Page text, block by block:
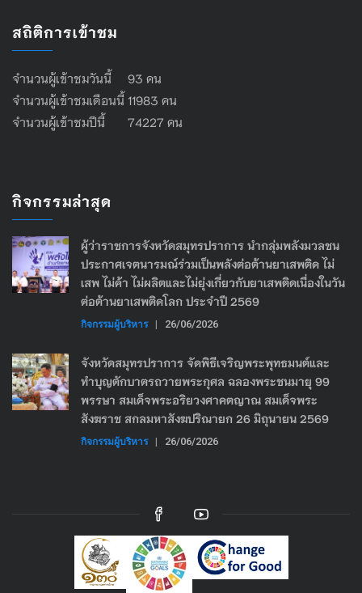
สถิติการเข้าชม
จำนวนผู้เข้าชมวันนี้ 93 คน
จำนวนผู้เข้าชมเดือนนี้ 11983 คน
จำนวนผู้เข้าชมปีนี้ 74227 คน
กิจกรรมล่าสุด
ผู้ว่าราชการจังหวัดสมุทรปราการ นำกลุ่มพลังมวลชน
ประกาศเจตนารมณ์ร่วมเป็นพลังต่อต้านยาเสพติด ไม่
เสพ ไม่ค้า ไม่ผลิตและไม่ยุ่งเกี่ยวกับยาเสพติดเนื่องในวัน
ต่อต้านยาเสพติดโลก ประจำปี 2569
กิจกรรมผู้บริหาร | 26/06/2026
จังหวัดสมุทรปราการ จัดพิธีเจริญพระพุทธมนต์และ
ทำบุญตักบาตรถวายพระกุศล ฉลองพระชนมายุ 99
พรรษา สมเด็จพระอริยวงศาคตญาณ สมเด็จพระ
สังฆราช สกลมหาสังฆปริณายก 26 มิถุนายน 2569
กิจกรรมผู้บริหาร | 26/06/2026